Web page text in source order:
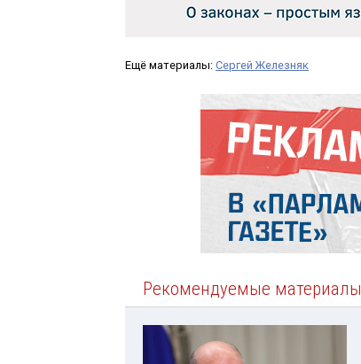
Ещё материалы: Сергей Железняк
Рекомендуемые материалы